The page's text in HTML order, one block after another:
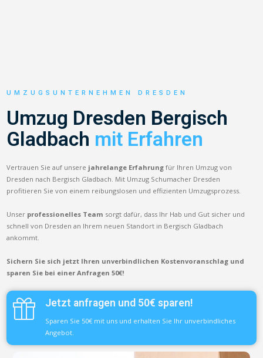
UMZUGSUNTERNEHMEN DRESDEN
Umzug Dresden Bergisch
Gladbach mit Erfahren
Vertrauen Sie auf unsere jahrelange Erfahrung für Ihren Umzug von
Dresden nach Bergisch Gladbach. Mit Umzug Schumacher Dresden
profitieren Sie von einem reibungslosen und effizienten Umzugsprozess.
Unser professionelles Team sorgt dafür, dass Ihr Hab und Gut sicher und
schnell von Dresden an Ihrem neuen Standort in Bergisch Gladbach
ankommt.
Sichern Sie sich jetzt Ihren unverbindlichen Kostenvoranschlag und
sparen Sie bei einer Anfragen 50€!
Jetzt anfragen und 50€ sparen!
Sparen Sie 50€ mit uns und erhalten Sie Ihr unverbindliches
Angebot.